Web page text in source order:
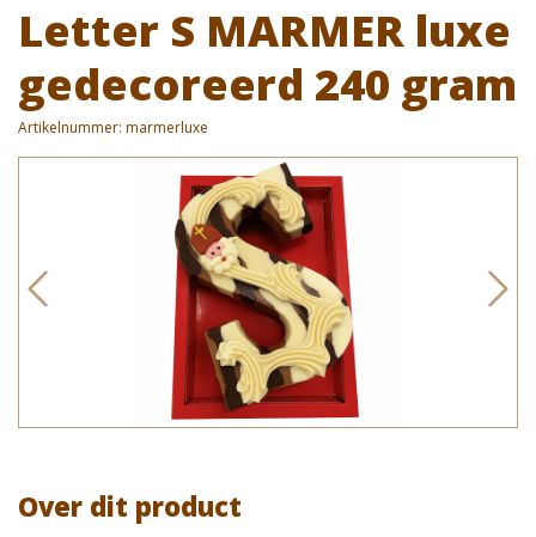
Letter S MARMER luxe
gedecoreerd 240 gram
Artikelnummer: marmerluxe
Over dit product